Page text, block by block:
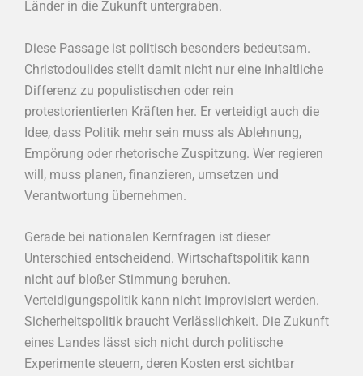
Länder in die Zukunft untergraben.
Diese Passage ist politisch besonders bedeutsam.
Christodoulides stellt damit nicht nur eine inhaltliche
Differenz zu populistischen oder rein
protestorientierten Kräften her. Er verteidigt auch die
Idee, dass Politik mehr sein muss als Ablehnung,
Empörung oder rhetorische Zuspitzung. Wer regieren
will, muss planen, finanzieren, umsetzen und
Verantwortung übernehmen.
Gerade bei nationalen Kernfragen ist dieser
Unterschied entscheidend. Wirtschaftspolitik kann
nicht auf bloßer Stimmung beruhen.
Verteidigungspolitik kann nicht improvisiert werden.
Sicherheitspolitik braucht Verlässlichkeit. Die Zukunft
eines Landes lässt sich nicht durch politische
Experimente steuern, deren Kosten erst sichtbar